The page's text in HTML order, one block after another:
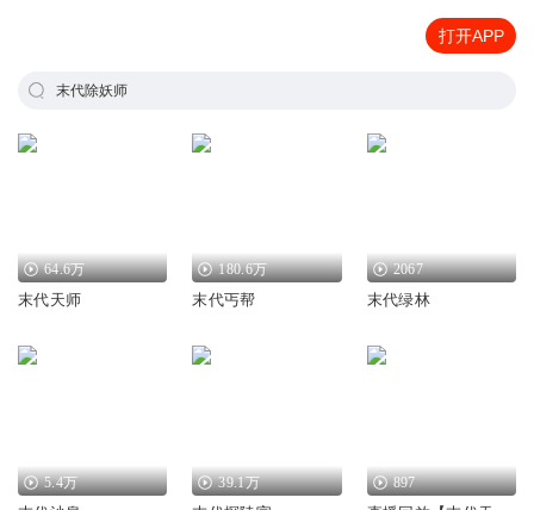
打开APP
末代除妖师
64.6万
末代天师
180.6万
末代丐帮
2067
末代绿林
5.4万 39.1万 897